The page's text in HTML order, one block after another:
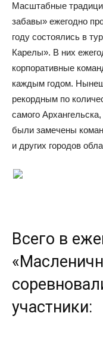
Масштабные
забавы» ежегодно
году состоялись в
Карелы». В них
корпоративные
каждым годом.
рекордным по
самого
были замечены
и других городов
Всего в
участники: